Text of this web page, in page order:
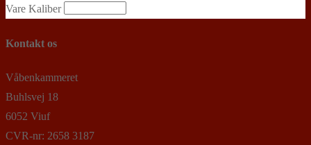
Vare Kaliber
Kontakt os
Våbenkammeret
Buhlsvej 18
6052 Viuf
CVR-nr: 2658 3187